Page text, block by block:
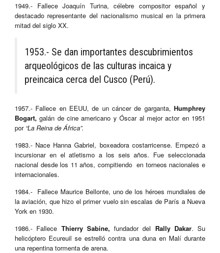
1949.- Fallece Joaquín Turina, célebre compositor español y
destacado representante del nacionalismo musical en la primera
mitad del siglo XX.
1953.- Se dan importantes descubrimientos
arqueológicos de las culturas incaica y
preincaica cerca del Cusco (Perú).
1957.- Fallece en EEUU, de un cáncer de garganta, Humphrey
Bogart, galán de cine americano y Óscar al mejor actor en 1951
por “La Reina de África”.
1983.- Nace Hanna Gabriel, boxeadora costarricense. Empezó a
incursionar en el atletismo a los seis años. Fue seleccionada
nacional desde los 11 años, compitiendo en torneos nacionales e
internacionales.
1984.- Fallece Maurice Bellonte, uno de los héroes mundiales de
la aviación, que hizo el primer vuelo sin escalas de París a Nueva
York en 1930.
1986.- Fallece Thierry Sabine, fundador del Rally Dakar. Su
helicóptero Ecureuil se estrelló contra una duna en Malí durante
una repentina tormenta de arena.